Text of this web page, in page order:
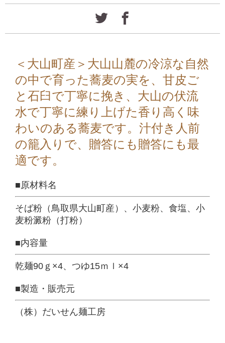
＜大山町産＞大山山麓の冷涼な自然
の中で育った蕎麦の実を、甘皮ご
と石臼で丁寧に挽き、大山の伏流
水で丁寧に練り上げた香り高く味
わいのある蕎麦です。汁付き人前
の籠入りで、贈答にも贈答にも最
適です。
■原材料名
そば粉（鳥取県大山町産）、小麦粉、食塩、小
麦粉澱粉（打粉）
■内容量
乾麺90ｇ×4、つゆ15ｍｌ×4
■製造・販売元
（株）だいせん麺工房